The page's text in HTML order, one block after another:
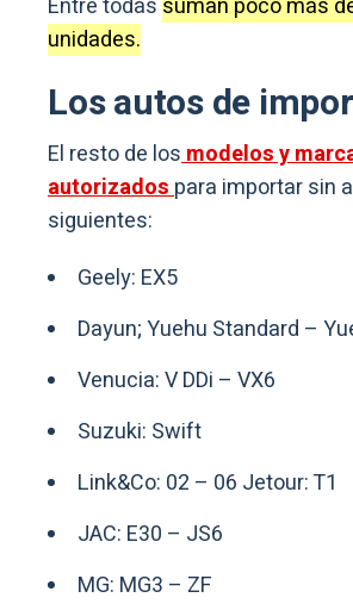
Entre todas suman poco más
unidades.
Los autos de
El resto de losmodelos y
autorizadospara importar sin
siguientes:
Geely: EX5
Dayun; Yuehu Standard –
Venucia: V DDi – VX6
Suzuki: Swift
Link&Co: 02 – 06 Jetour: T1
JAC: E30 – JS6
MG: MG3 – ZF